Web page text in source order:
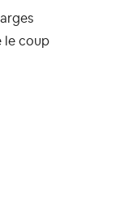
le coup